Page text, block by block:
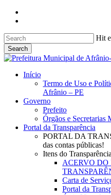
Skip
content
Hit
Search
Close
search
Menu
Início
Termo de Uso e
Afrânio – PE
Governo
Prefeito
Órgãos e Secretarias
Portal da Transparência
PORTAL DA
das contas públicas!
Itens do Transparência
ACERVO DO
Carta de
Portal da